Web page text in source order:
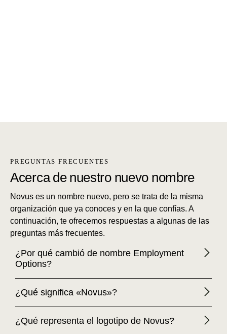
PREGUNTAS FRECUENTES
Acerca de nuestro nuevo nombre
Novus es un nombre nuevo, pero se trata de la misma
organización que ya conoces y en la que confías. A
continuación, te ofrecemos respuestas a algunas de las
preguntas más frecuentes.
¿Por qué cambió de nombre Employment
Options?
¿Qué significa «Novus»?
¿Qué representa el logotipo de Novus?